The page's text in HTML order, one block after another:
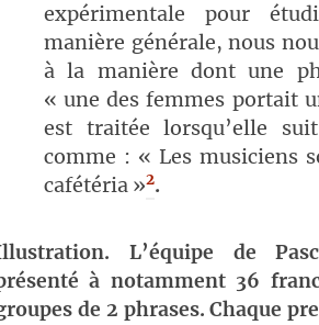
expérimentale pour
manière générale, nous
à la manière dont une
« une des femmes portait
est traitée lorsqu’elle
comme : « Les musiciens
cafétéria »2.
L’équipe de
à notamment 36
de 2 phrases. Chaque